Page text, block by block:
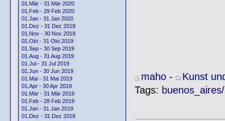
01.Mär - 31 Mär 2020
01.Feb - 29 Feb 2020
01.Jan - 31 Jan 2020
01.Dez - 31 Dez 2019
01.Nov - 30 Nov 2019
01.Okt - 31 Okt 2019
01.Sep - 30 Sep 2019
01.Aug - 31 Aug 2019
01.Jul - 31 Jul 2019
01.Jun - 30 Jun 2019
01.Mai - 31 Mai 2019
01.Apr - 30 Apr 2019
01.Mär - 31 Mär 2019
01.Feb - 28 Feb 2019
01.Jan - 31 Jan 2019
01.Dez - 31 Dez 2018
maho-
Kunst
Tags: buenos_aires/